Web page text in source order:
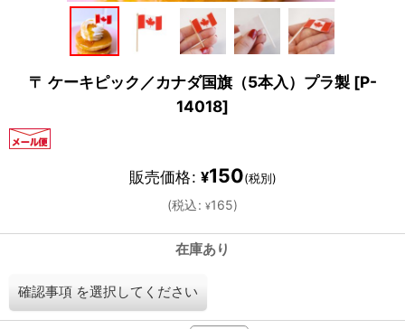
〒 ケーキピック／カナダ国旗（5本入）プラ製 [P-
14018]
販売価格: ¥150(税別)
(税込: ¥165)
在庫あり
確認事項 を選択してください